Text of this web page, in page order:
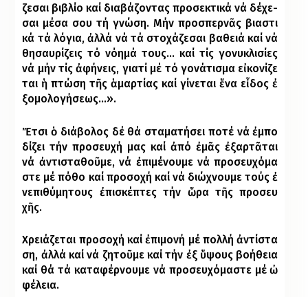
ζεσαι βιβλίο καί δι­α­βά­ζον­τας προ­σε­κτι­κά νά δέ­χε­
σαι μέ­σα σου τή γνώ­ση. Μήν προ­σπερ­νᾶς βιαστι
κά τά λόγια,ἀλλά νά τά στοχάζεσαι βαθειά καί νά
θησαυρίζεις τό νόημά τους… καί τίς γονυκλισίες
νά μήν τίς ἀφήνεις, γιατί μέ τό γονάτισμα εἰκονίζε
ται ἡ πτώση τῆς ἁμαρτίας καί γί­νε­ταιἕνα εἶδος ἐ
ξομολογήσεως…».
Ἔτσι ὁ διάβολος δέ θά σταματήσει ποτέ νά ἐμπο
δίζει τήν προσευχή μας καί ἀπό ἐμᾶς ἐξαρτᾶται
νά ἀντισταθοῦμε,νά ἐπιμένουμε νά προσευχόμα
στε μέ πόθο καί προσοχή καί νά διώ­χνου­με τούςἐ
νεπιθύμητους ἐπισκέπτες τήν ὥρα τῆς προσευ
χῆς.
Χρει­ά­ζε­ται προ­σο­χή καίἐπιμονή μέ πολλή ἀντίστα
ση, ἀλλά καί νά ζητοῦμε καί τήν ἐξ ὕψους βοήθεια
καί θά τά καταφέρνουμε νά προσευχόμαστε μέ ὠ
φέλεια.